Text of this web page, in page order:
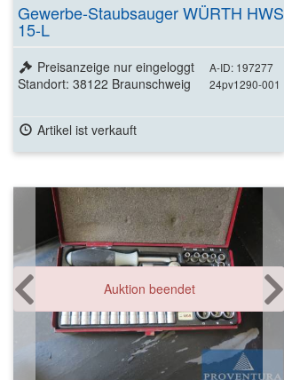
Gewerbe-Staubsauger WÜRTH HWS
15-L
A-ID: 197277
24pv1290-001
Preisanzeige nur eingeloggt
Standort: 38122 Braunschweig
Artikel ist verkauft
Auktion beendet